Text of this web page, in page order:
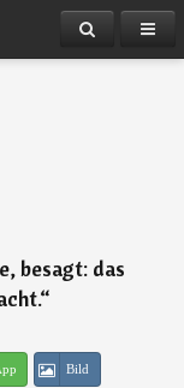
besagt: das
“
Bild